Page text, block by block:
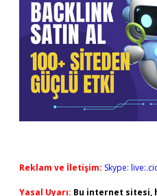
Reklam ve İletişim: Skype:
Yasal Uyarı: Bu internet sitesi,